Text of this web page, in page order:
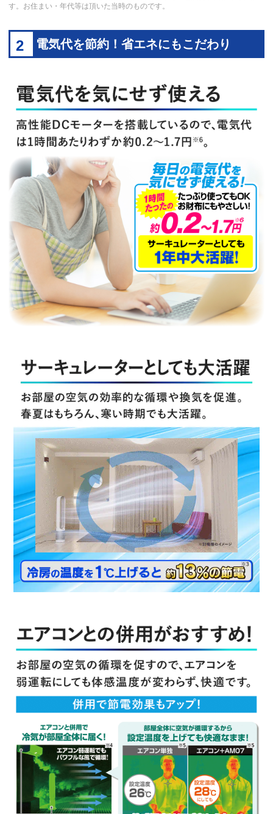
す。お住まい・年代等は頂いた当時のものです。
2 電気代を節約！省エネにもこだわり